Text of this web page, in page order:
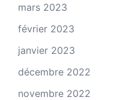
mars 2023
février 2023
janvier 2023
décembre 2022
novembre 2022